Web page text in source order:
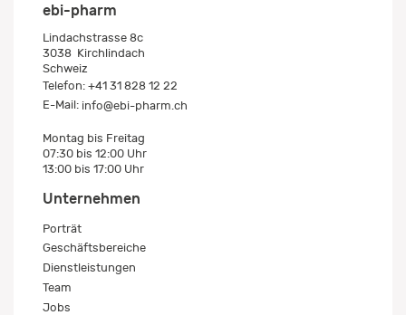
ebi-pharm
Lindachstrasse 8c
3038 Kirchlindach
Schweiz
Telefon: +41 31 828 12 22
E-Mail: info@ebi-pharm.ch
Montag bis Freitag
07:30 bis 12:00 Uhr
13:00 bis 17:00 Uhr
Unternehmen
Porträt
Geschäftsbereiche
Dienstleistungen
Team
Jobs